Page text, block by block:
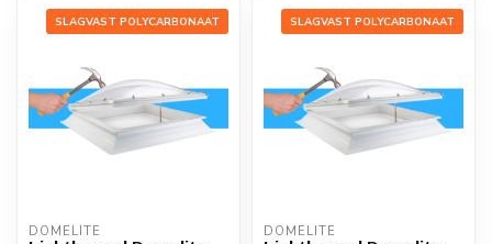
SLAGVAST POLYCARBONAAT
DOMELITE
SLAGVAST POLYCARBONAAT
DOMELITE